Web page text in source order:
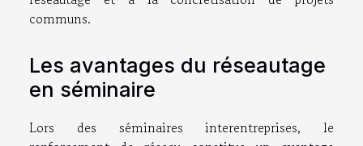
communs.
Les avantages du réseautage
en séminaire
Lors des séminaires interentreprises, le